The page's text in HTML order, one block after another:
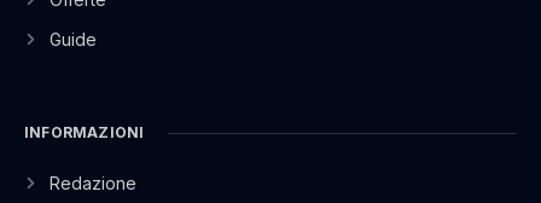
Guide
INFORMAZIONI
Redazione